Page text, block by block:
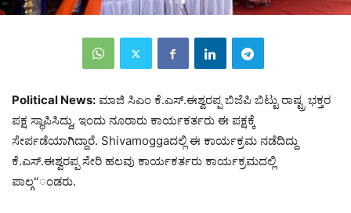
Political News: ಮಾಜಿ ಸಿಎಂ ಕೆ.ಎಸ್.ಈಶ್ವರಪ್ಪ ಬಿಜೆಪಿ ಬಿಟ್ಟು ರಾಷ್ಟ್ರ ಭಕ್ತರ
ಪಕ್ಷ ಸ್ಥಾಪಿಸಿದ್ದು, ಇಂದು ನೂರಾರು ಕಾರ್ಯಕರ್ತರು ಈ ಪಕ್ಷಕ್ಕೆ
ಸೇರ್ಪಡೆಯಾಗಿದ್ದಾರೆ. Shivamoggaದಲ್ಲಿ ಈ ಕಾರ್ಯಕ್ರಮ ನಡೆದಿದ್ದು
ಕೆ.ಎಸ್.ಈಶ್ವರಪ್ಪ ಸೇರಿ ಹಲವು ಕಾರ್ಯಕರ್ತರು ಕಾರ್ಯಕ್ರಮದಲ್ಲಿ
ಪಾಲ್ಗ“ಂಡರು.